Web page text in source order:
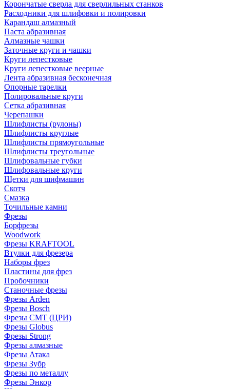
Корончатые сверла для сверлильных станков
Расходники для шлифовки и полировки
Карандаш алмазный
Паста абразивная
Алмазные чашки
Заточные круги и чашки
Круги лепестковые
Круги лепестковые веерные
Лента абразивная бесконечная
Опорные тарелки
Полировальные круги
Сетка абразивная
Черепашки
Шлифлисты (рулоны)
Шлифлисты круглые
Шлифлисты прямоугольные
Шлифлисты треугольные
Шлифовальные губки
Шлифовальные круги
Щетки для шифмашин
Скотч
Смазка
Точильные камни
Фрезы
Борфрезы
Woodwork
Фрезы KRAFTOOL
Втулки для фрезера
Наборы фрез
Пластины для фрез
Пробочники
Станочные фрезы
Фрезы Arden
Фрезы Bosch
Фрезы CMT (ЦРИ)
Фрезы Globus
Фрезы Strong
Фрезы алмазные
Фрезы Атака
Фрезы Зубр
Фрезы по металлу
Фрезы Энкор